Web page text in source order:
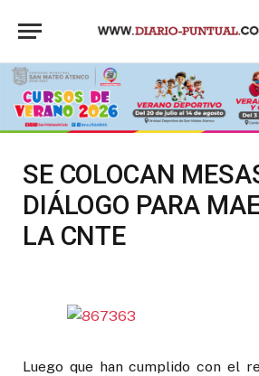
SE COLOCAN
DIÁLOGO PARA
LA CNTE
Luego que han cumplido con el